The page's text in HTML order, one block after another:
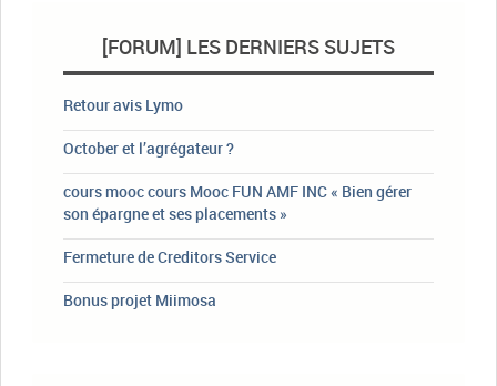
[FORUM] LES DERNIERS SUJETS
Retour avis Lymo
October et l’agrégateur ?
cours mooc cours Mooc FUN AMF INC « Bien gérer
son épargne et ses placements »
Fermeture de Creditors Service
Bonus projet Miimosa